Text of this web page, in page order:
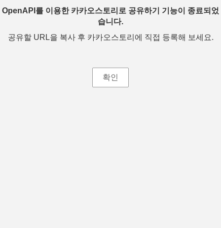
OpenAPI를 이용한 카카오스토리로 공유하기 기능이 종료되었
습니다.
공유할 URL을 복사 후 카카오스토리에 직접 등록해 보세요.
확인